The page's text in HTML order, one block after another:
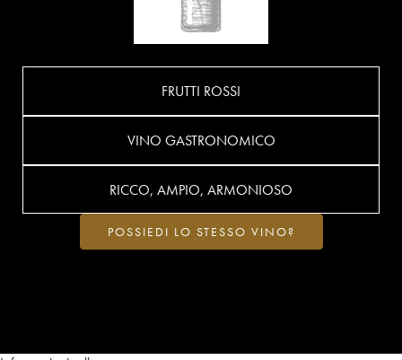
FRUTTI ROSSI
VINO GASTRONOMICO
RICCO, AMPIO, ARMONIOSO
POSSIEDI LO STESSO VINO?